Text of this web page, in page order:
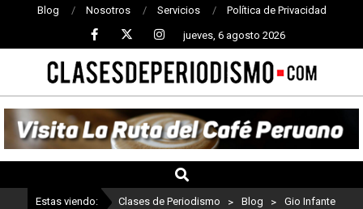
Blog Nosotros Servicios Política de Privacidad
jueves, 6 agosto 2026
CLASES
DE
PERIODISMO
Estas viendo: Clases de Periodismo > Blog > Gio Infante